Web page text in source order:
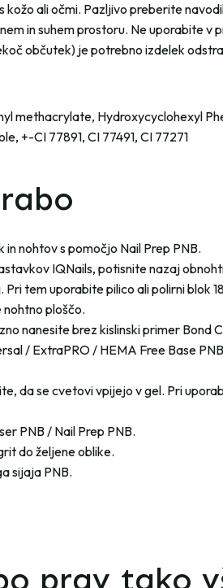
ali očmi. Pazljivo preberite
in suhem prostoru. Ne uporabite
občutek) je potrebno izdelek
methacrylate, Hydroxycyclohexyl
+-CI 77891, CI 77491, CI 77271
nohtov s pomočjo Nail Prep PNB.
IQNails, potisnite nazaj
tem uporabite pilico ali polirni blok
ploščo.
nanesite brez kislinski primer Bond
/ ExtraPRO / HEMA Free Base
da se cvetovi vpijejo v gel. Pri
PNB / Nail Prep PNB.
do željene oblike.
sijaja PNB.
prav tako